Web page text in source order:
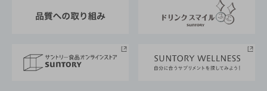
採用情報